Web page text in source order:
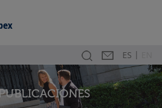
Buscador
Contacto
ES |